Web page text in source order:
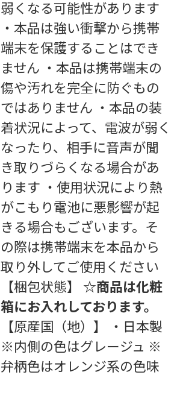
弱くなる可能性があります
・本品は強い衝撃から携帯
端末を保護することはでき
ません ・本品は携帯端末の
傷や汚れを完全に防ぐもの
ではありません ・本品の装
着状況によって、電波が弱く
なったり、相手に音声が聞
き取りづらくなる場合があ
ります ・使用状況により熱
がこもり電池に悪影響が起
きる場合もございます。そ
の際は携帯端末を本品から
取り外してご使用ください
【梱包状態】 ☆商品は化粧
箱にお入れしております。
【原産国（地）】 ・日本製
※内側の色はグレージュ ※
弁柄色はオレンジ系の色味